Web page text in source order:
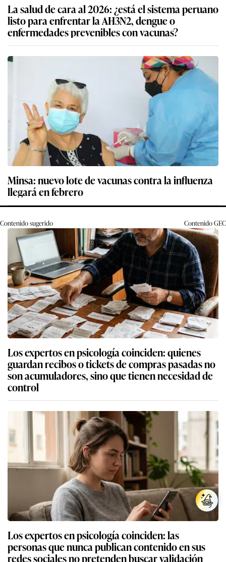
La salud de cara al 2026: ¿está el sistema peruano
listo para enfrentar la AH3N2, dengue o
enfermedades prevenibles con vacunas?
Minsa: nuevo lote de vacunas contra la influenza
llegará en febrero
Contenido sugerido ContenidoGEC
Los expertos en psicología coinciden: quienes
guardan recibos o tickets de compras pasadas no
son acumuladores, sino que tienen necesidad de
control
Los expertos en psicología coinciden: las
personas que nunca publican contenido en sus
redes sociales no pretenden buscar validación